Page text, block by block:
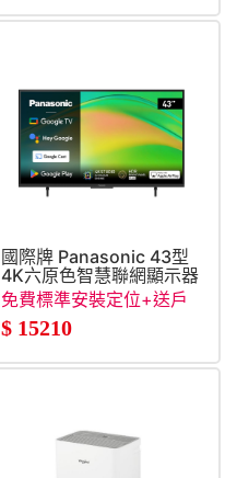
國際牌 Panasonic 43型
4K六原色智慧聯網顯示器
免費標準安裝定位+送戶
外露營風扇燈組
$ 15210